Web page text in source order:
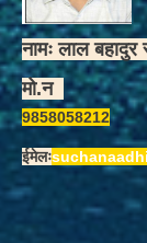
नामः लाल बहादुर
मो.न
9858058212
ईमेलः